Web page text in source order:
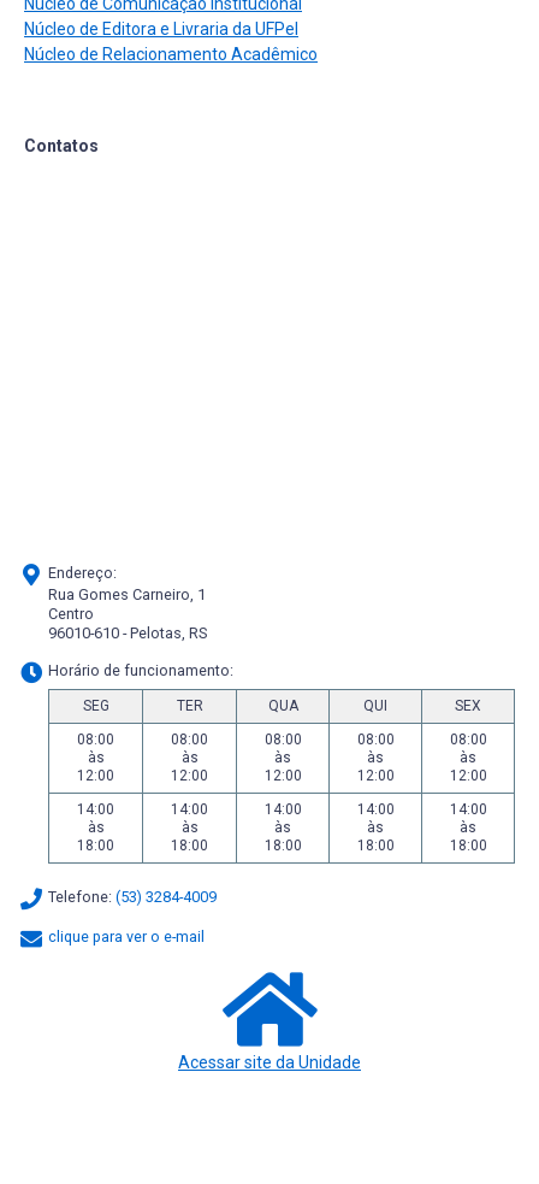
Núcleo de Editora e Livraria da UFPel
Núcleo de Relacionamento Acadêmico
Contatos
Endereço:
Rua Gomes Carneiro, 1
Centro
96010-610 - Pelotas, RS
Horário de funcionamento:
SEG TER QUA QUI
SEX
08:00
às
12:00
08:00
às
12:00
08:00
às
12:00
08:00
às
12:00
08:00
às
12:00
14:00
às
18:00
14:00
às
18:00
14:00
às
18:00
14:00
às
18:00
14:00
às
18:00
Telefone: (53) 3284-4009
clique para ver o e-mail
Acessar site da Unidade